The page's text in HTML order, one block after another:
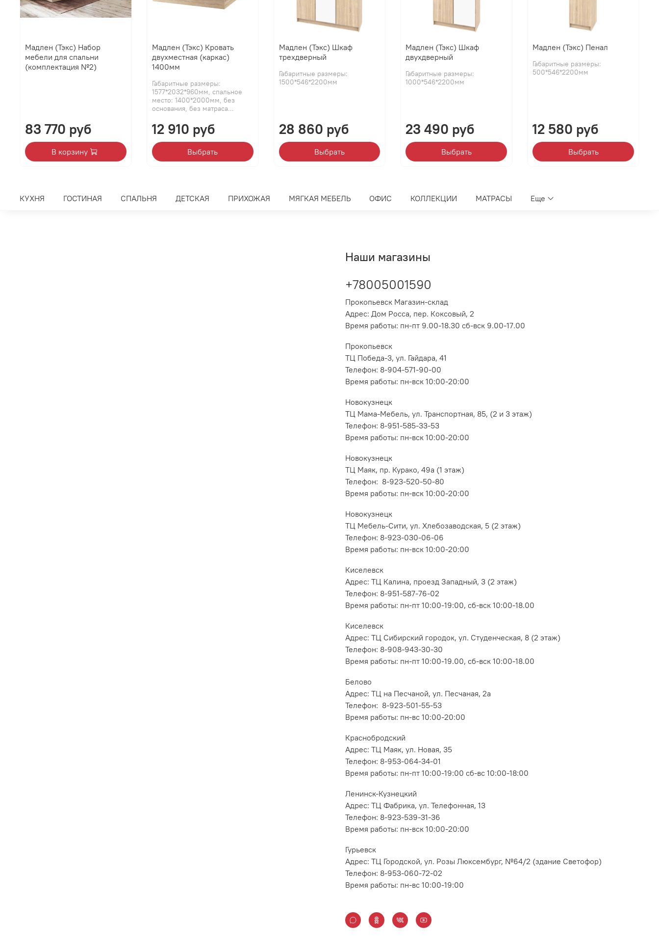
Мадлен (Тэкс) Набор
мебели для спальни
(комплектация №2)
83 770 руб
В корзину
Мадлен (Тэкс) Кровать
двухместная (каркас)
1400мм
Габаритные размеры:
1577*2032*960мм, спальное
место: 1400*2000мм, без
основания, без матраса...
12 910 руб
Выбрать
Мадлен (Тэкс) Шкаф
трехдверный
Габаритные размеры:
1500*546*2200мм
28 860 руб
Выбрать
Мадлен (Тэкс) Шкаф
двухдверный
Габаритные размеры:
1000*546*2200мм
23 490 руб
Выбрать
Мадлен (Тэкс) Пенал
Габаритные размеры:
500*546*2200мм
12 580 руб
Выбрать
КУХНЯ ГОСТИНАЯ СПАЛЬНЯ ДЕТСКАЯ ПРИХОЖАЯ МЯГКАЯ МЕБЕЛЬ ОФИС КОЛЛЕКЦИИ МАТРАСЫ Еще
Наши магазины
+78005001590
Прокопьевск Магазин-склад
Адрес: Дом Росса, пер. Коксовый, 2
Время работы: пн-пт 9.00-18.30 сб-вск 9.00-17.00
Прокопьевск
ТЦ Победа-3, ул. Гайдара, 41
Телефон: 8-904-571-90-00
Время работы: пн-вск 10:00-20:00
Новокузнецк
ТЦ Мама-Мебель, ул. Транспортная, 85, (2 и 3 этаж)
Телефон: 8-951-585-33-53
Время работы: пн-вск 10:00-20:00
Новокузнецк
ТЦ Маяк, пр. Курако, 49а (1 этаж)
Телефон: 8-923-520-50-80
Время работы: пн-вск 10:00-20:00
Новокузнецк
ТЦ Мебель-Сити, ул. Хлебозаводская, 5 (2 этаж)
Телефон: 8-923-030-06-06
Время работы: пн-вск 10:00-20:00
Киселевск
Адрес: ТЦ Калина, проезд Западный, 3 (2 этаж)
Телефон: 8-951-587-76-02
Время работы: пн-пт 10:00-19:00, сб-вск 10:00-18.00
Киселевск
Адрес: ТЦ Сибирский городок, ул. Студенческая, 8 (2 этаж)
Телефон: 8-908-943-30-30
Время работы: пн-пт 10:00-19.00, сб-вск 10:00-18.00
Белово
Адрес: ТЦ на Песчаной, ул. Песчаная, 2а
Телефон: 8-923-501-55-53
Время работы: пн-вс 10:00-20:00
Краснобродский
Адрес: ТЦ Маяк, ул. Новая, 35
Телефон: 8-953-064-34-01
Время работы: пн-пт 10:00-19:00 сб-вс 10:00-18:00
Ленинск-Кузнецкий
Адрес: ТЦ Фабрика, ул. Телефонная, 13
Телефон: 8-923-539-31-36
Время работы: пн-вск 10:00-20:00
Гурьевск
Адрес: ТЦ Городской, ул. Розы Люксембург, №64/2 (здание Светофор)
Телефон: 8-953-060-72-02
Время работы: пн-вс 10:00-19:00